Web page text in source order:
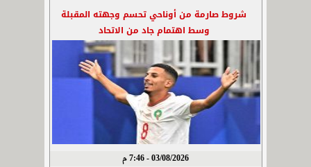
شروط صارمة من أوناحي تحسم وجهته المقبلة
وسط اهتمام جاد من الاتحاد
03/08/2026 - 7:46 م